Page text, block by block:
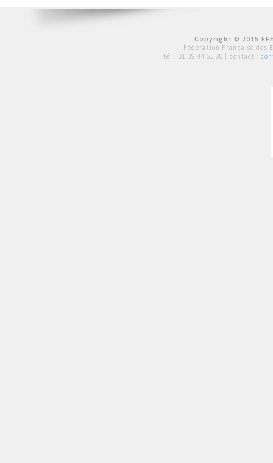
Copyright © 2015
Fédération Française des
tél : 01 39 44 65 80 | contact :